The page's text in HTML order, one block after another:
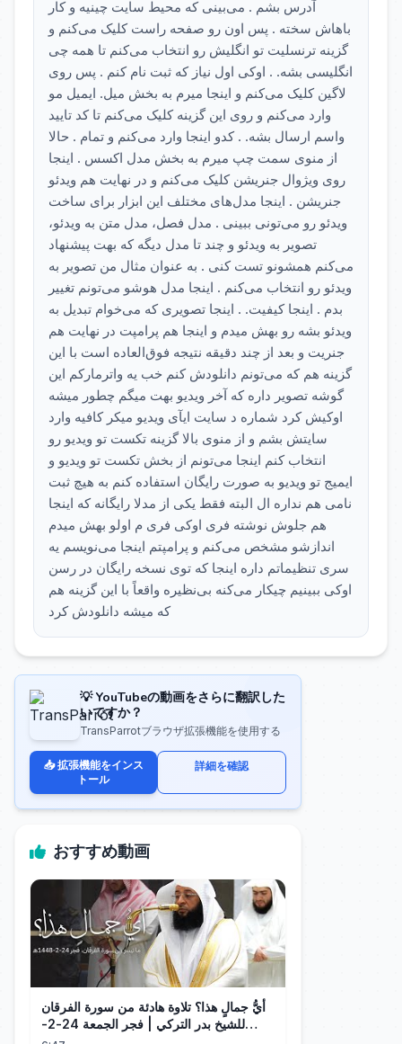
آدرس بشم . می‌بینی که محیط سایت چینیه و کار
باهاش سخته . پس اون رو صفحه راست کلیک می‌کنم و
گزینه ترنسلیت تو انگلیش رو انتخاب می‌کنم تا همه چی
انگلیسی بشه. . اوکی اول نیاز که ثبت نام کنم . پس روی
لاگین کلیک می‌کنم و اینجا میرم به بخش میل. ایمیل مو
وارد می‌کنم و روی این گزینه کلیک می‌کنم تا کد تایید
واسم ارسال بشه. . کدو اینجا وارد می‌کنم و تمام . حالا
از منوی سمت چپ میرم به بخش مدل اکسس . اینجا
روی ویژوال جنریشن کلیک می‌کنم و در نهایت هم ویدئو
جنریشن . اینجا مدل‌های مختلف این ابزار برای ساخت
ویدئو رو می‌تونی ببینی . مدل فصل، مدل متن به ویدئو،
تصویر به ویدئو و چند تا مدل دیگه که بهت پیشنهاد
می‌کنم همشونو تست کنی . به عنوان مثال من تصویر به
ویدئو رو انتخاب می‌کنم . اینجا مدل هوشو می‌تونم تغییر
بدم . اینجا کیفیت. . اینجا تصویری که می‌خوام تبدیل به
ویدئو بشه رو بهش میدم و اینجا هم پرامپت در نهایت هم
جنریت و بعد از چند دقیقه نتیجه فوق‌العاده است با این
گزینه هم که می‌تونم دانلودش کنم خب یه واترمارکم این
گوشه تصویر داره که آخر ویدیو بهت میگم چطور میشه
اوکیش کرد شماره د سایت ایآی ویدیو میکر کافیه وارد
سایتش بشم و از منوی بالا گزینه تکست تو ویدیو رو
انتخاب کنم اینجا می‌تونم از بخش تکست تو ویدیو و
ایمیج تو ویدیو به صورت رایگان استفاده کنم به هیچ ثبت
نامی هم نداره ال البته فقط یکی از مدلا رایگانه که اینجا
هم جلوش نوشته فری اوکی فری م اولو بهش میدم
اندازشو مشخص می‌کنم و پرامپتم اینجا می‌نویسم یه
سری تنظیماتم داره اینجا که توی نسخه رایگان در رسن
اوکی ببینیم چیکار می‌کنه بی‌نظیره واقعاً با این گزینه هم
که میشه دانلودش کرد
💡 YouTubeの動画をさらに翻訳した
いですか？
TransParrotブラウザ拡張機能を使用する
📥 拡張機能をインス
トール
詳細を確認
おすすめ動画
أيُّ جمالٍ هذا؟ تلاوة هادئة من سورة الفرقان
للشيخ بدر التركي | فجر الجمعة 24-2-
1448هـ